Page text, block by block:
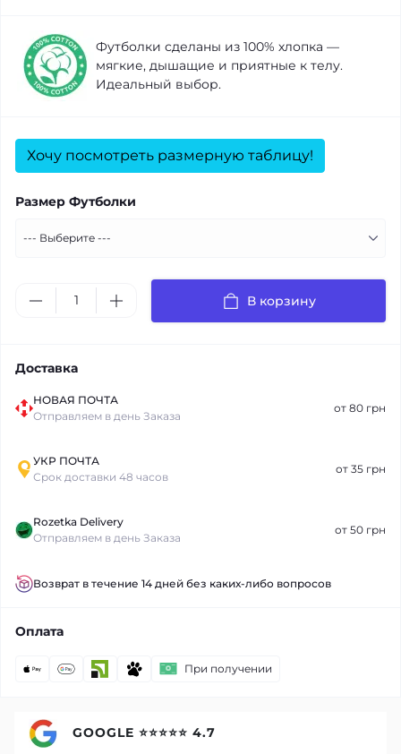
Футболки сделаны из 100% хлопка —
мягкие, дышащие и приятные к телу.
Идеальный выбор.
Хочу посмотреть размерную таблицу!
Размер Футболки
В корзину
Доставка
НОВАЯ ПОЧТА
Отправляем в день Заказа
от 80 грн
УКР ПОЧТА
Срок доставки 48 часов
от 35 грн
Rozetka Delivery
Отправляем в день Заказа
от 50 грн
Возврат в течение 14 дней без каких-либо вопросов
Оплата
При получении
GOOGLE ⭐⭐⭐⭐⭐ 4.7